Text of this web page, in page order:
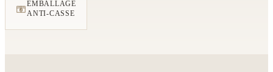
FRAGILE
EMBALLAGE
ANTI-CASSE